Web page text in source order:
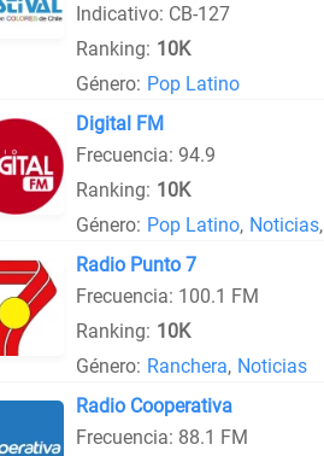
Indicativo: CB-127
Ranking: 10K
Género: Pop Latino
Digital FM
Frecuencia: 94.9
Ranking: 10K
Género: Pop Latino, Noticias,
Radio Punto 7
Frecuencia: 100.1 FM
Ranking: 10K
Género: Ranchera, Noticias
Radio Cooperativa
Frecuencia: 88.1 FM